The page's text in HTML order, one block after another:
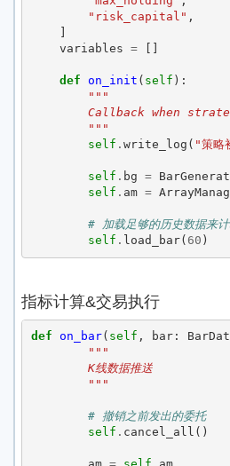
"risk_capital" ,
variables =
def on_init ( self ):
"""
Callback when
        """
self . write_log ( "策略
self . bg =
self . am =
# 加载足够的历史数据来
self . load_bar( 60 )
指标计算&交易执行
def on_bar( self , bar:
"""
        K线数据推送
        """
# 撤销之前发出的委托
self . cancel_all ()